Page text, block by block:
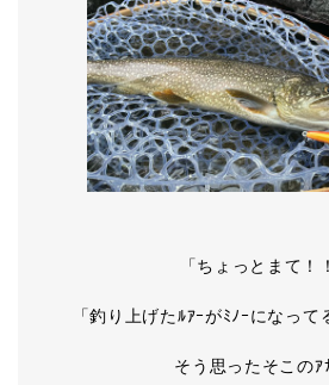
「ちょっとまて！
「釣り上げたﾙｱｰがﾐﾉｰになって
そう思ったそこのｱ